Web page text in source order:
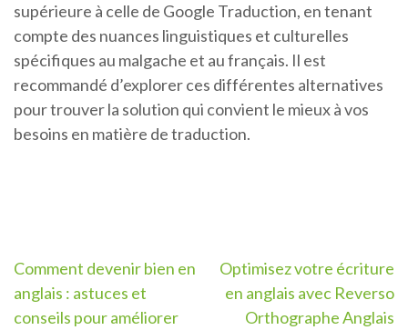
supérieure à celle de Google Traduction, en tenant
compte des nuances linguistiques et culturelles
spécifiques au malgache et au français. Il est
recommandé d’explorer ces différentes alternatives
pour trouver la solution qui convient le mieux à vos
besoins en matière de traduction.
Navigation
de
Comment devenir bien en
anglais : astuces et
conseils pour améliorer
Optimisez votre écriture
en anglais avec Reverso
Orthographe Anglais